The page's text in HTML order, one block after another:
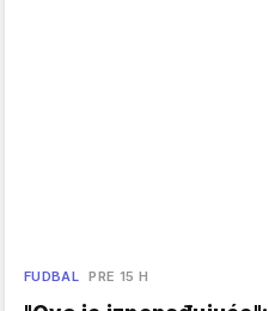
FUDBAL PRE 15 H